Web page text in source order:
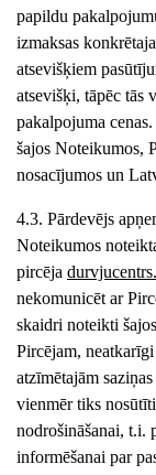
papildu
izmaksas
atsevišķiem
atsevišķi, tāpēc tās
pakalpojuma
šajos Noteikumos,
nosacījumos un
4.3. Pārdevējs
Noteikumos
pircēja durvjucentrs
nekomunicēt ar
skaidri noteikti
Pircējam,
atzīmētajām
vienmēr tiks
nodrošināšanai, t.i.
informēšanai par